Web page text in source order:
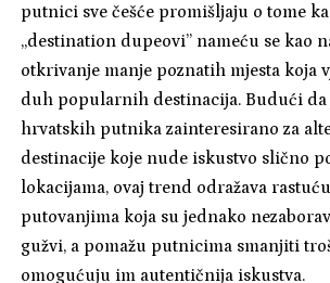
putnici sve češće promišljaju o tome
„destination dupeovi” nameću se kao
otkrivanje manje poznatih mjesta koja
duh popularnih destinacija. Budući da
hrvatskih putnika zainteresirano za
destinacije koje nude iskustvo slično
lokacijama, ovaj trend odražava
putovanjima koja su jednako
gužvi, a pomažu putnicima smanjiti
omogućuju im autentičnija iskustva.